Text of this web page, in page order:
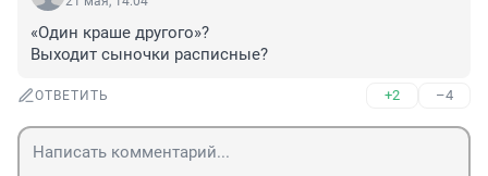
«Один краше другого»?
Выходит сыночки расписные?
ОТВЕТИТЬ +2 –4